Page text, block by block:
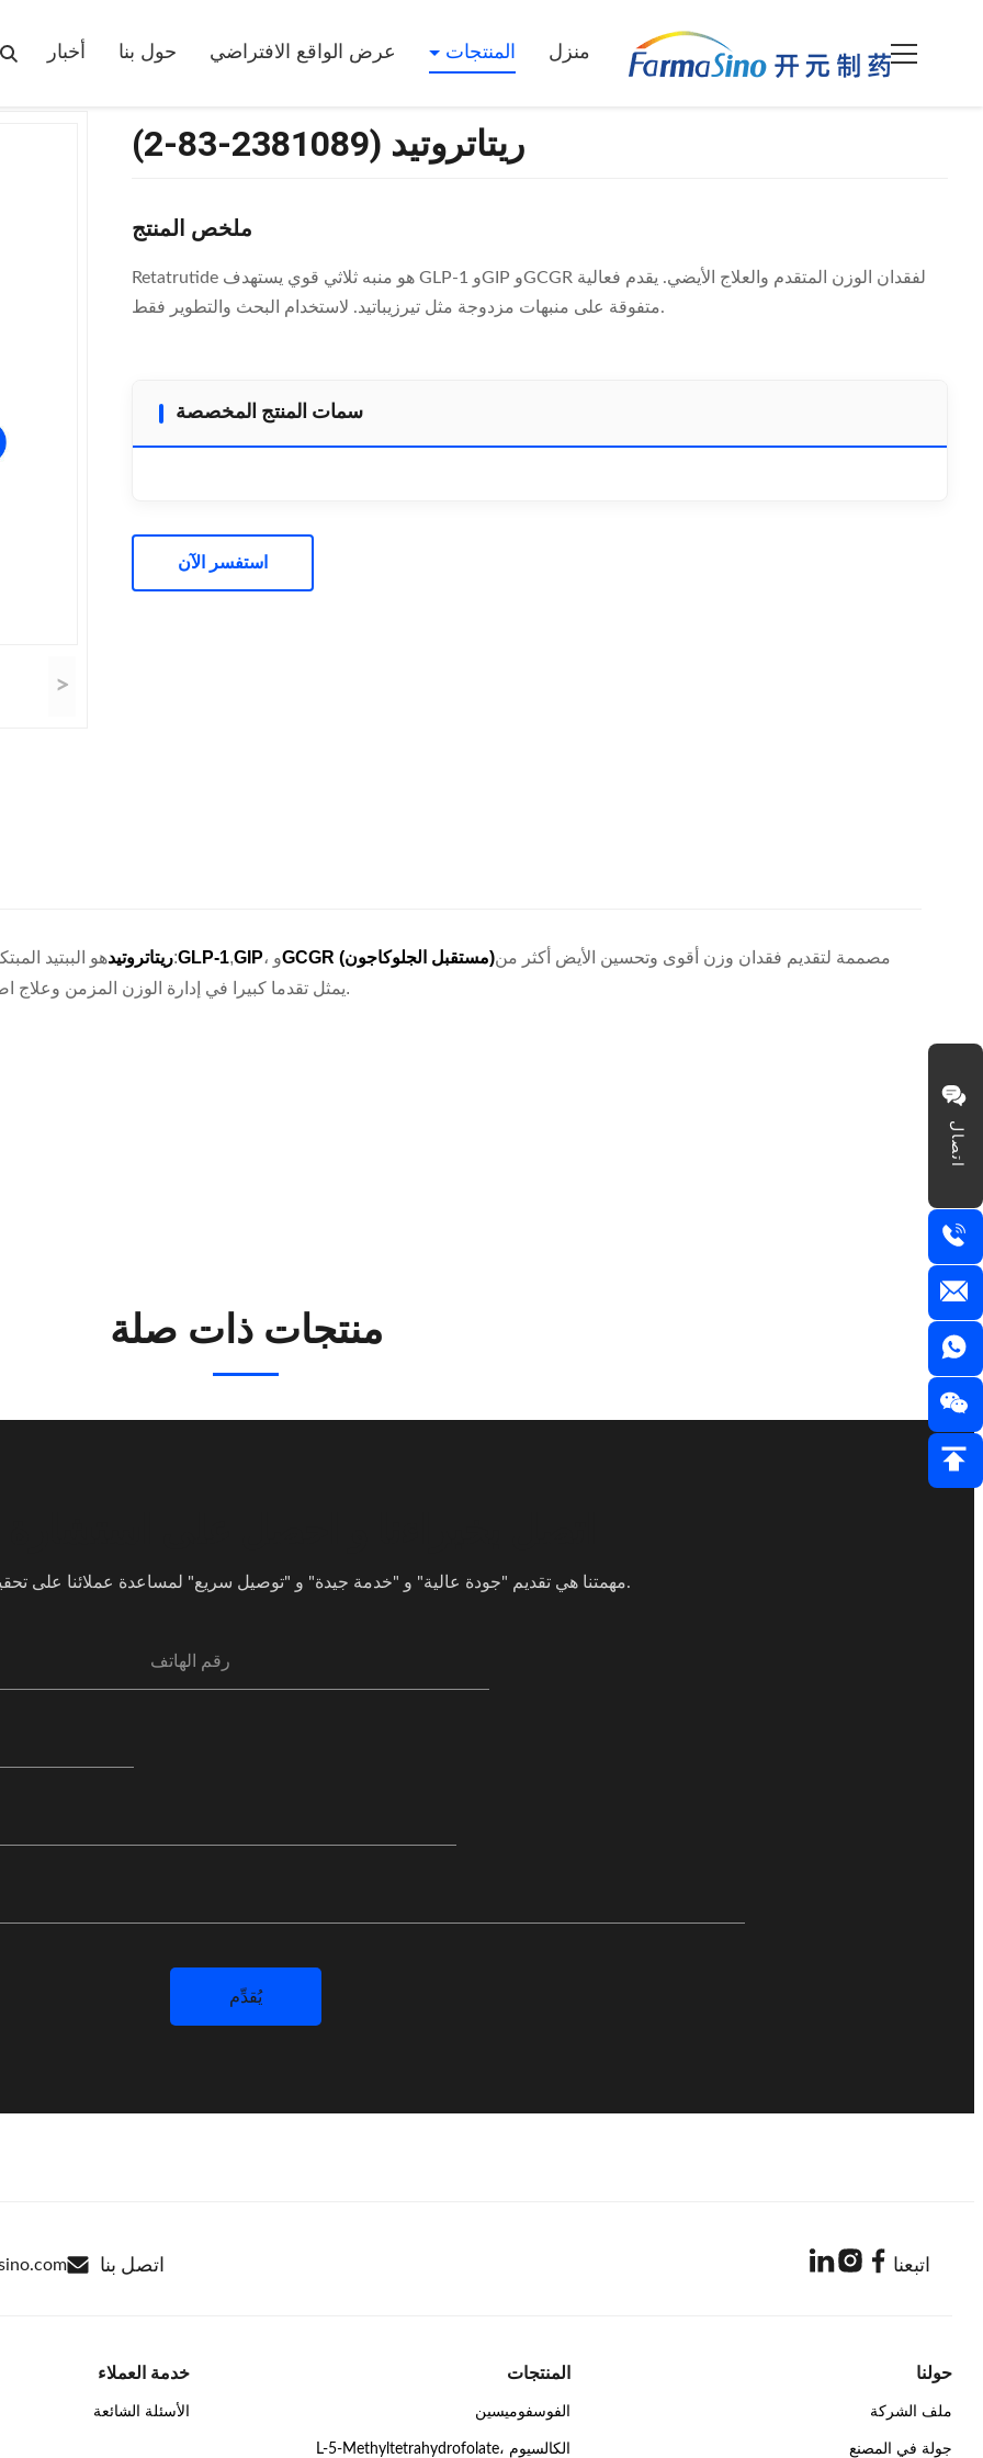
اتصال
منزل المنتجات عرض الواقع الافتراضي حول بنا أخبار
>
ريتاتروتيد (2381089-83-2)
ملخص المنتج
Retatrutide هو منبه ثلاثي قوي يستهدف GLP-1 وGIP وGCGR لفقدان الوزن المتقدم والعلاج الأيضي. يقدم فعالية
متفوقة على منبهات مزدوجة مثل تيرزيباتيد. لاستخدام البحث والتطوير فقط.
سمات المنتج المخصصة
استفسر الآن
ريتاتروتيدهو الببتيد المبتكر الذي يجري اختباره ويهدف إلى ثلاث مسارات تحولية رئيسية:GLP‐1,GIP ، و GCGR (مستقبل الجلوكاجون)مصممة لتقديم فقدان وزن أقوى وتحسين الأيض أكثر من
الأجنونيات المزدوجة السابقة مثل tirzepatide،يمثل تقدما كبيرا في إدارة الوزن المزمن وعلاج اضطرابات الأيض.
منتجات ذات صلة
مهمتنا هي تقديم "جودة عالية" و "خدمة جيدة" و "توصيل سريع" لمساعدة عملائنا على تحقيق المزيد من الأرباح.
اتبعنا اتصل بنا
حولنا
ملف الشركة
جولة في المصنع
المنتجات
الفوسفوميسين
الكالسيوم L-5-Methyltetrahydrofolate،
خدمة العملاء
الأسئلة الشائعة